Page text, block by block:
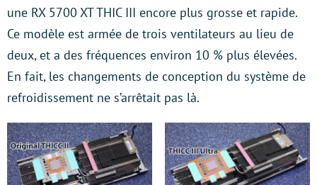
une RX 5700 XT THIC III encore plus grosse et rapide.
Ce modèle est armée de trois ventilateurs au lieu de
deux, et a des fréquences environ 10 % plus élevées.
En fait, les changements de conception du système de
refroidissement ne s’arrêtait pas là.